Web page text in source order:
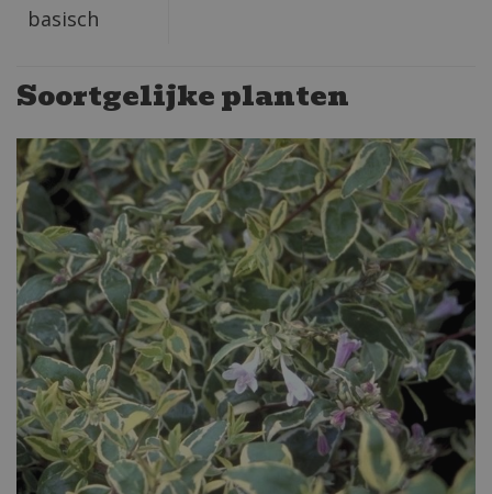
basisch
Soortgelijke planten